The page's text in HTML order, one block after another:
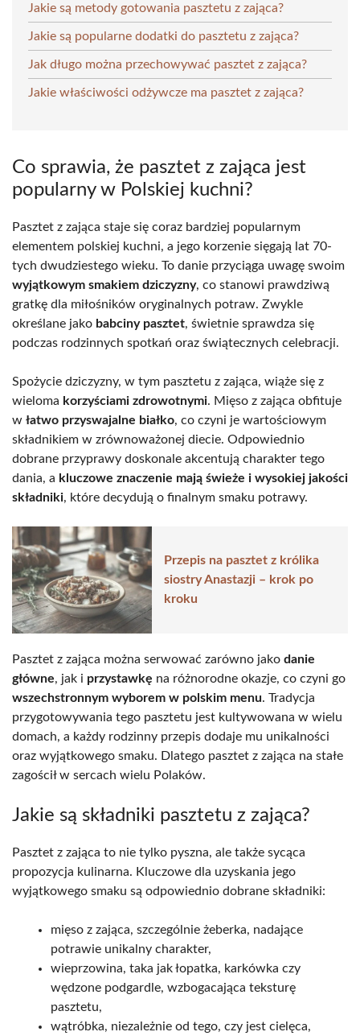
Jakie są metody gotowania pasztetu z zająca?
Jakie są popularne dodatki do pasztetu z zająca?
Jak długo można przechowywać pasztet z zająca?
Jakie właściwości odżywcze ma pasztet z zająca?
Co sprawia, że pasztet z zająca jest
popularny w Polskiej kuchni?
Pasztet z zająca staje się coraz bardziej popularnym
elementem polskiej kuchni, a jego korzenie sięgają lat 70-
tych dwudziestego wieku. To danie przyciąga uwagę swoim
wyjątkowym smakiem dziczyzny, co stanowi prawdziwą
gratkę dla miłośników oryginalnych potraw. Zwykle
określane jako babciny pasztet, świetnie sprawdza się
podczas rodzinnych spotkań oraz świątecznych celebracji.
Spożycie dziczyzny, w tym pasztetu z zająca, wiąże się z
wieloma korzyściami zdrowotnymi. Mięso z zająca obfituje
w łatwo przyswajalne białko, co czyni je wartościowym
składnikiem w zrównoważonej diecie. Odpowiednio
dobrane przyprawy doskonale akcentują charakter tego
dania, a kluczowe znaczenie mają świeże i wysokiej jakości
składniki, które decydują o finalnym smaku potrawy.
Przepis na pasztet z królika
siostry Anastazji – krok po
kroku
Pasztet z zająca można serwować zarówno jako danie
główne, jak i przystawkę na różnorodne okazje, co czyni go
wszechstronnym wyborem w polskim menu. Tradycja
przygotowywania tego pasztetu jest kultywowana w wielu
domach, a każdy rodzinny przepis dodaje mu unikalności
oraz wyjątkowego smaku. Dlatego pasztet z zająca na stałe
zagościł w sercach wielu Polaków.
Jakie są składniki pasztetu z zająca?
Pasztet z zająca to nie tylko pyszna, ale także sycąca
propozycja kulinarna. Kluczowe dla uzyskania jego
wyjątkowego smaku są odpowiednio dobrane składniki:
mięso z zająca, szczególnie żeberka, nadające
potrawie unikalny charakter,
wieprzowina, taka jak łopatka, karkówka czy
wędzone podgardle, wzbogacająca teksturę
pasztetu,
wątróbka, niezależnie od tego, czy jest cielęca,